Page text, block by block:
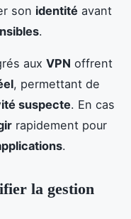
son identité avant
.
aux VPN offrent
, permettant de
suspecte. En cas
rapidement pour
.
la gestion